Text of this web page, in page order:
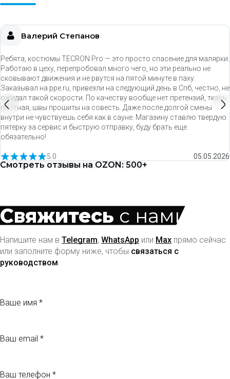
Валерий Степанов
Ребята, костюмы TECRON Pro — это просто спасение для малярки.
Работаю в цеху, перепробовал много чего, но эти реально не
сковывают движения и не рвутся на пятой минуте в паху.
Заказывал на ppe.ru, привезли на следующий день в Спб, честно, не
ожидал такой скорости. По качеству вообще нет претензий, ткань
плотная, швы прошиты на совесть. Даже после долгой смены
внутри не чувствуешь себя как в сауне. Магазину ставлю твердую
пятерку за сервис и быструю отправку, буду брать еще
обязательно!
5.0 05.05.2026
Смотреть отзывы на OZON: 500+
Свяжитесь с нами
Напишите нам в Telegram, WhatsApp или Max прямо сейчас
или заполните форму ниже, чтобы связаться с
руководством: